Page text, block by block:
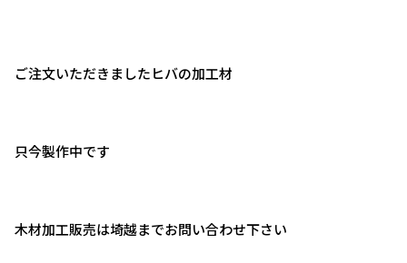
ご注文いただきましたヒバの加工材
只今製作中です
木材加工販売は埼越までお問い合わせ下さい